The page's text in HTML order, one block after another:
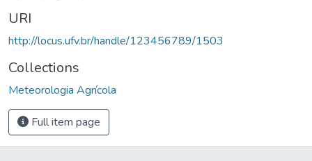
URI
http://locus.ufv.br/handle/123456789/1503
Collections
Meteorologia Agrícola
Full item page